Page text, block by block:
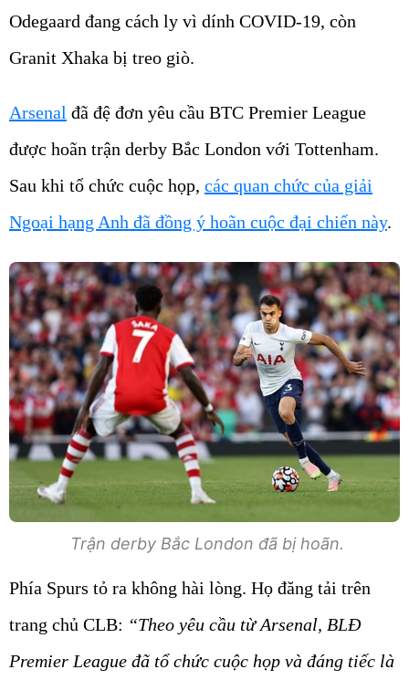
Odegaard đang cách ly vì dính COVID-19, còn
Granit Xhaka bị treo giò.
Arsenal đã đệ đơn yêu cầu BTC Premier League
được hoãn trận derby Bắc London với Tottenham.
Sau khi tổ chức cuộc họp, các quan chức của giải
Ngoại hạng Anh đã đồng ý hoãn cuộc đại chiến này.
Trận derby Bắc London đã bị hoãn.
Phía Spurs tỏ ra không hài lòng. Họ đăng tải trên
trang chủ CLB: “Theo yêu cầu từ Arsenal, BLĐ
Premier League đã tổ chức cuộc họp và đáng tiếc là